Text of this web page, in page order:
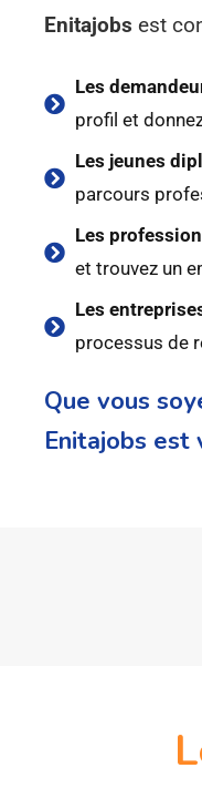
Enitajobs est
Les
profil et
Les jeunes
parcours
Les
et trouvez un
Les
processus de
Que vous
Enitajobs est